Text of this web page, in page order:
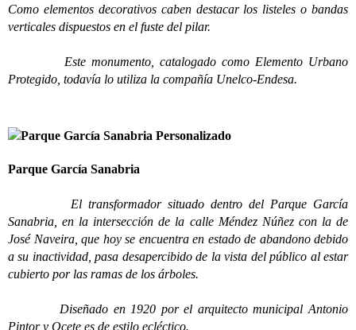
Como elementos decorativos caben destacar los listeles o bandas
verticales dispuestos en el fuste del pilar.
Este monumento, catalogado como Elemento Urbano
Protegido, todavía lo utiliza la compañía Unelco-Endesa.
Parque García Sanabria
El transformador situado dentro del Parque García
Sanabria, en la intersección de la calle Méndez Núñez con la de
José Naveira, que hoy se encuentra en estado de abandono debido
a su inactividad, pasa desapercibido de la vista del público al estar
cubierto por las ramas de los árboles.
Diseñado en 1920 por el arquitecto municipal Antonio
Pintor y Ocete es de estilo ecléctico.